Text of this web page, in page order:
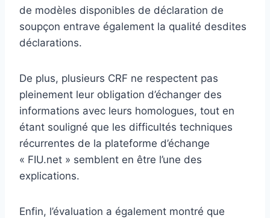
de modèles disponibles de déclaration de
soupçon entrave également la qualité desdites
déclarations.
De plus, plusieurs CRF ne respectent pas
pleinement leur obligation d’échanger des
informations avec leurs homologues, tout en
étant souligné que les difficultés techniques
récurrentes de la plateforme d’échange
« FIU.net » semblent en être l’une des
explications.
Enfin, l’évaluation a également montré que